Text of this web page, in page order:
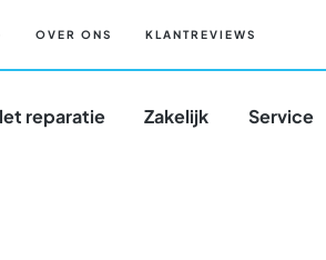
OVER ONS KLANTREVIEWS
reparatie Zakelijk Service